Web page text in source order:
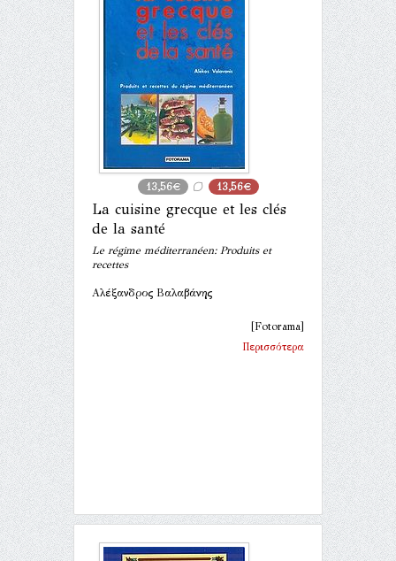
13,56€ 13,56€
La cuisine grecque et les clés
de la santé
Le régime méditerranéen: Produits et
recettes
Αλέξανδρος Βαλαβάνης
[Fotorama]
Περισσότερα